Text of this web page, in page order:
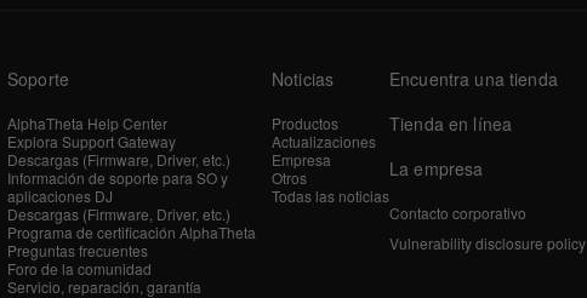
Soporte
AlphaTheta Help Center
Explora Support Gateway
Descargas (Firmware, Driver, etc.)
Información de soporte para SO y
aplicaciones DJ
Descargas (Firmware, Driver, etc.)
Programa de certificación AlphaTheta
Preguntas frecuentes
Foro de la comunidad
Servicio, reparación, garantía
Noticias
Productos
Actualizaciones
Empresa
Otros
Todas las noticias
Encuentra una tienda
Tienda en línea
La empresa
Contacto corporativo
Vulnerability disclosure policy